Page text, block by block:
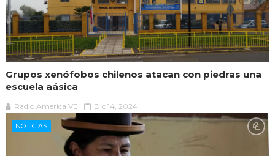
Grupos xenófobos chilenos atacan con piedras una
escuela aásica
Radio America VE Dic 14, 2024
NOTICIAS